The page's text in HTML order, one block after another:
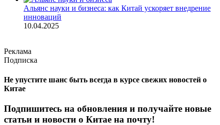
Альянс науки и бизнеса: как Китай ускоряет внедрение
инноваций
10.04.2025
Реклама
Подписка
Не упустите шанс быть всегда в курсе свежих новостей о
Китае
Подпишитесь на обновления и получайте новые
статьи и новости о Китае на почту!